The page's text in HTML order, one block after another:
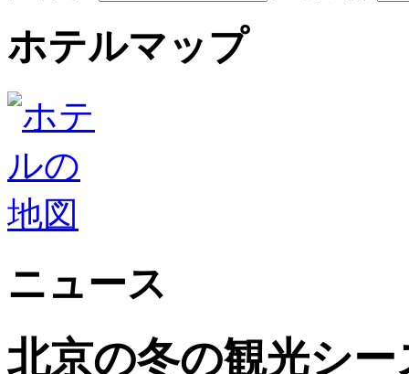
ホテルマップ
ニュース
北京の冬の観光シ